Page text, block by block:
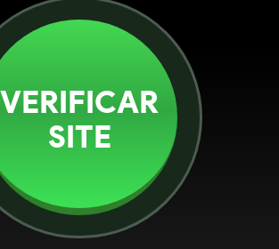
VERIFICAR
SITE